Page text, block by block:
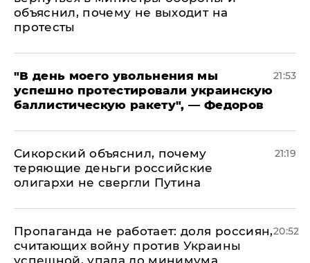
объяснил, почему не выходит на
протесты
​"В день моего увольнения мы
успешно протестировали украинскую
баллистическую ракету", — Федоров
21:53
Сикорский объяснил, почему
теряющие деньги российские
олигархи не свергли Путина
21:19
​Пропаганда не работает: доля россиян,
считающих войну против Украины
успешной, упала до минимума
20:52